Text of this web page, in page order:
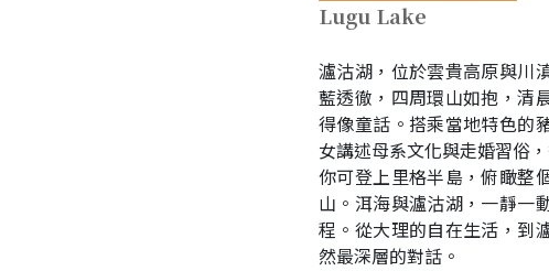
Lugu Lake
瀘沽湖，位於雲貴高原與川
藍透徹，四周環山如抱，清
得像童話。搭乘當地特色的
女講述母系文化與走婚習俗
你可登上里格半島，俯瞰整
山。洱海與瀘沽湖，一靜一
程。從大理的自在生活，到
然最深層的對話。